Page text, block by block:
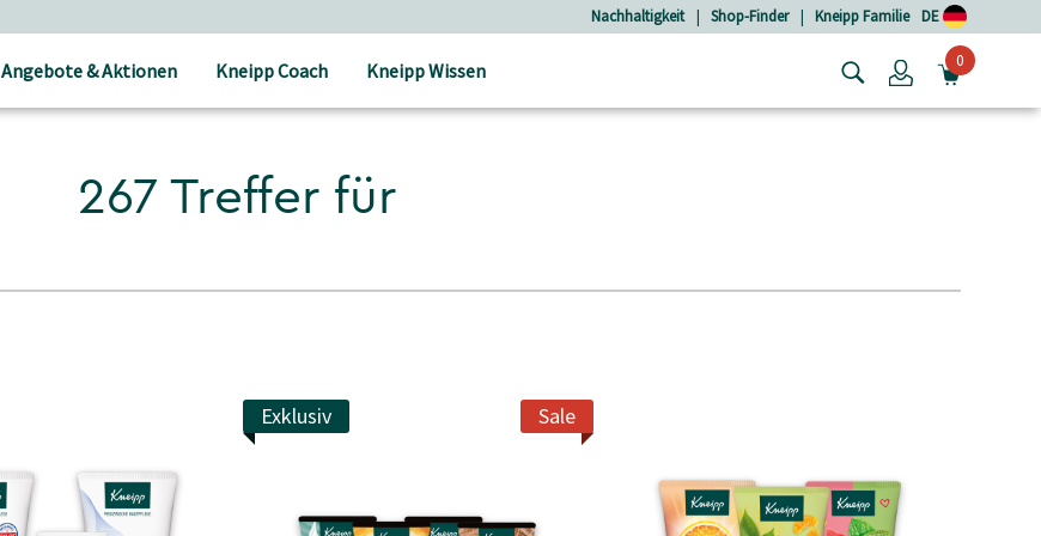
Nachhaltigkeit | Shop-Finder | Kneipp Familie DE
Angebote & Aktionen Kneipp Coach Kneipp Wissen Login0
267 Treffer für
Sale
Exklusiv